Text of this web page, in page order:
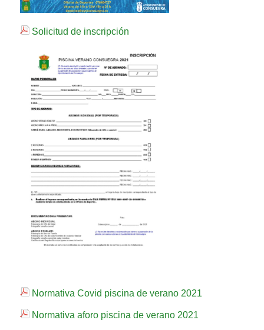
Solicitud de inscripción
Normativa Covid piscina de verano 2021
Normativa aforo piscina de verano 2021